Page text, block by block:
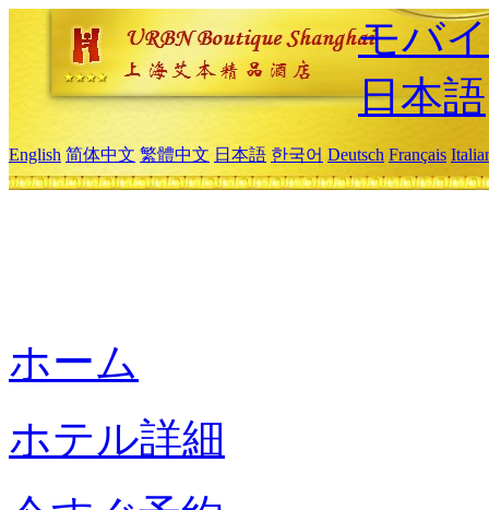
モバ
日本語
English 简体中文 繁體中文 日本語 한국어 Deutsch Français
ホーム
ホテル詳細